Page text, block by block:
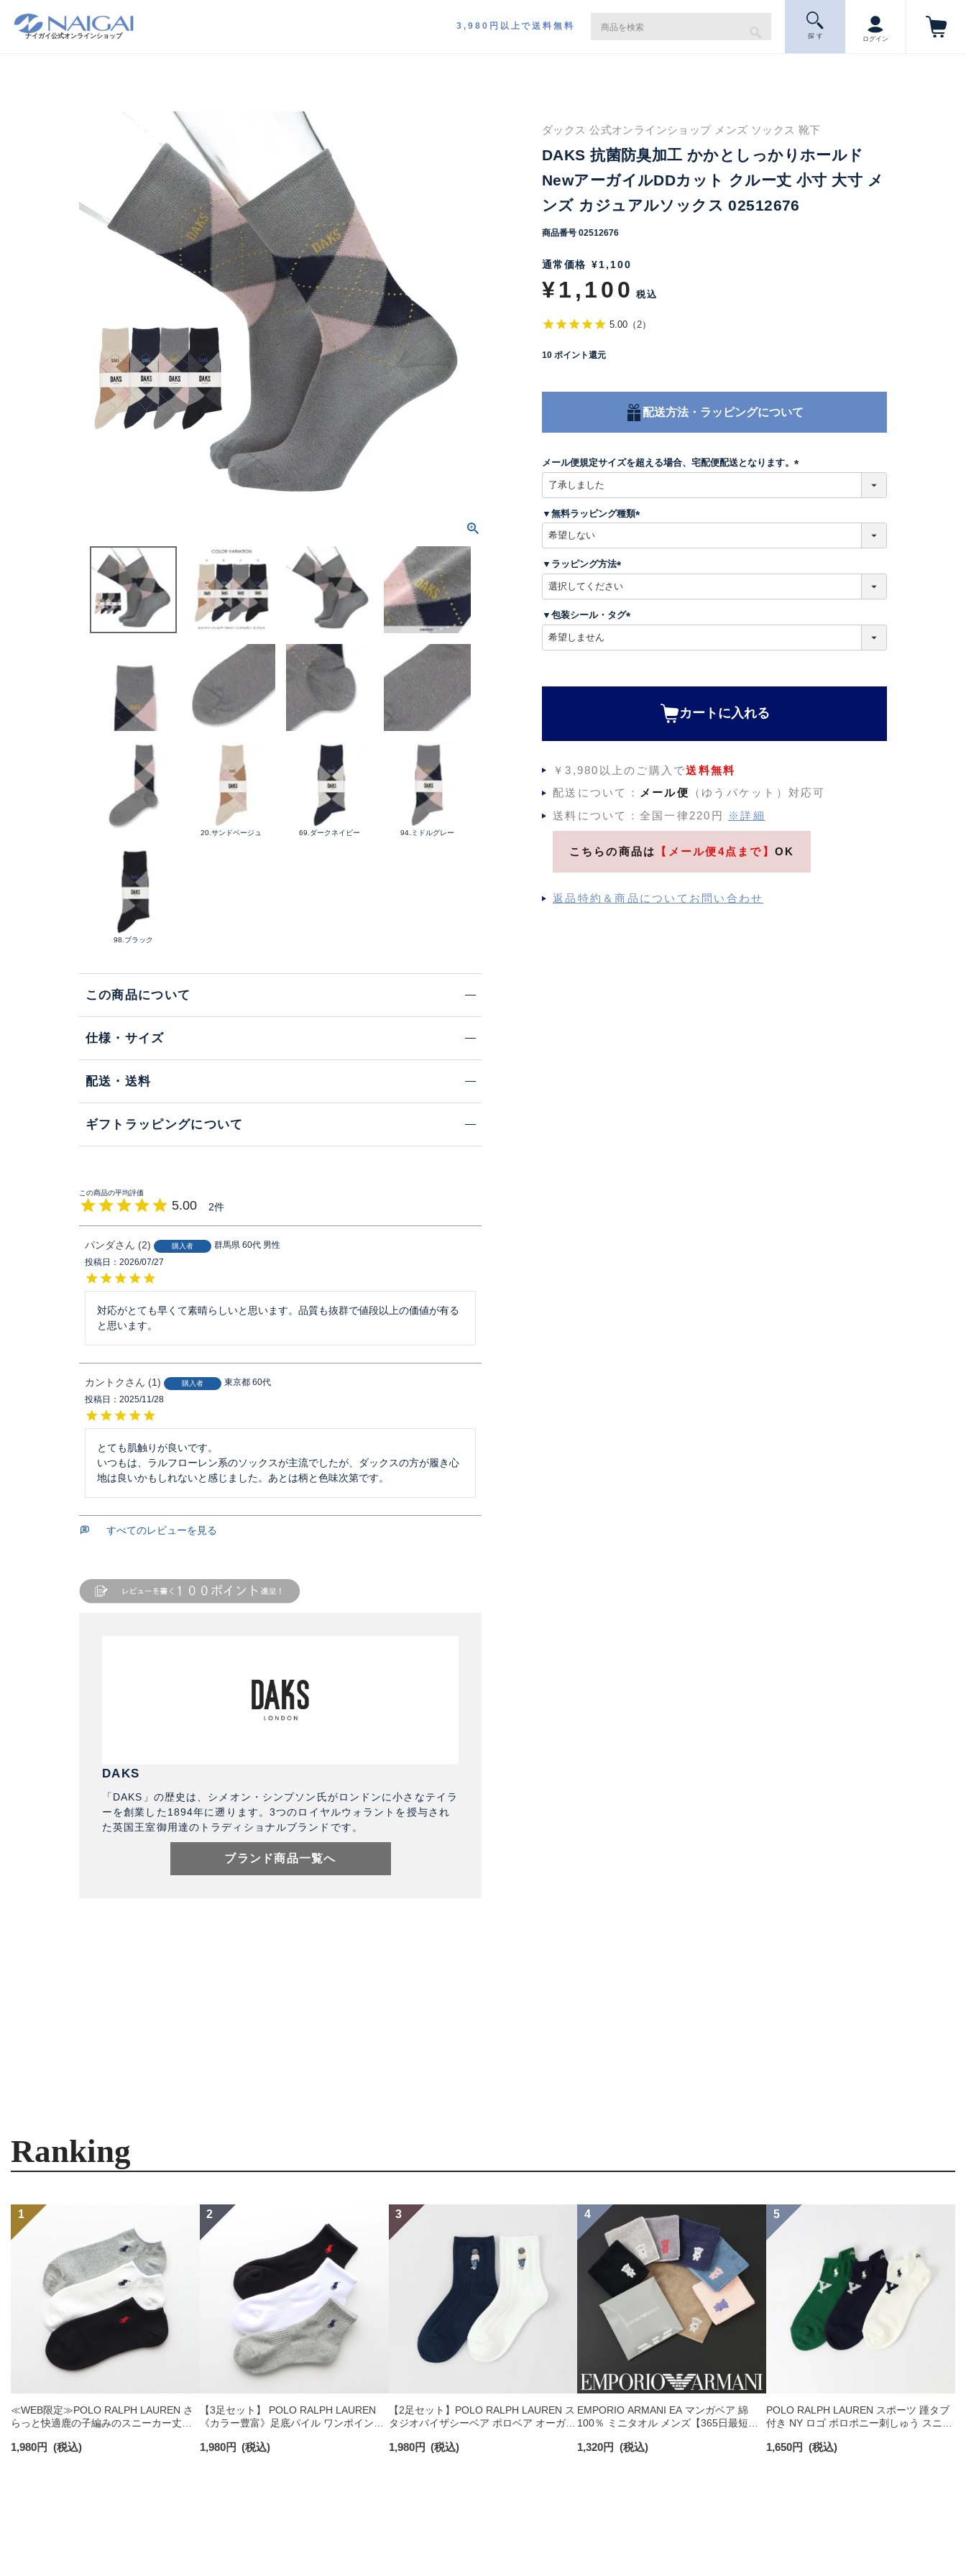
ナイガイ公式オンラインショップ
3,980円以上で送料無料
探 す ログイン
20.サンドベージュ 69.ダークネイビー 94.ミドルグレー
98.ブラック
この商品について
仕様・サイズ
配送・送料
ギフトラッピングについて
5.00 2
パンダ 2 購入者 群馬県 60代 男性
投稿日
2026/07/27
対応がとても早くて素晴らしいと思います。品質も抜群で値段以上の価値が有る
と思います。
カントク 1 購入者 東京都 60代
投稿日
2025/11/28
とても肌触りが良いです。
いつもは、ラルフローレン系のソックスが主流でしたが、ダックスの方が履き心
地は良いかもしれないと感じました。あとは柄と色味次第です。
すべてのレビューを見る
DAKS
「DAKS」の歴史は、シメオン・シンプソン氏がロンドンに小さなテイラ
ーを創業した1894年に遡ります。3つのロイヤルウォラントを授与され
た英国王室御用達のトラディショナルブランドです。
ブランド商品一覧へ
ダックス 公式オンラインショップ メンズ ソックス 靴下
DAKS 抗菌防臭加工 かかとしっかりホールド
NewアーガイルDDカット クルー丈 小寸 大寸 メ
ンズ カジュアルソックス 02512676
商品番号 02512676
通常価格 ¥1,100
¥1,100 税込
5.00 （2）
10 ポイント還元
配送方法・ラッピングについて
メール便規定サイズを超える場合、宅配便配送となります。
)
▼無料ラッピング種類
)
▼ラッピング方法
須
)
▼包装シール・タグ
カートに入れる
￥3,980以上のご購入で送料無料
配送について： メール便
（ゆうパケット）対応可
送料について：全国一律220円
※詳細
こちらの商品は 【メール便4点まで】 OK
返品特約＆商品についてお問い合わせ
Ranking
≪WEB限定≫POLO RALPH LAUREN さ
らっと快適鹿の子編みのスニーカー丈ソ
ズ レディース 92022800
1,980円 (税込)
【3足セット】 POLO RALPH LAUREN
《カラー豊富》足底パイル ワンポイント
ンズ 92009604
1,980円 (税込)
【2足セット】POLO RALPH LAUREN ス
タジオバイザシーベア ポロベア オーガニ
ンズ レディース 92009650
1,980円 (税込)
EMPORIO ARMANI EA マンガベア 綿
100％ ミニタオル メンズ【365日最短翌
1,320円 (税込)
POLO RALPH LAUREN スポーツ 踵タブ
付き NY ロゴ ポロポニー刺しゅう スニー
ソックス 02022328
1,650円 (税込)